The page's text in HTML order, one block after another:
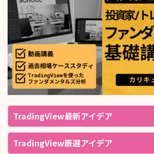
TradingView最新アイデア
TradingView厳選アイデア